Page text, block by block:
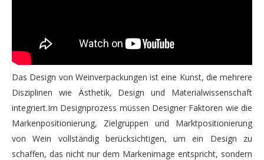
Das Design von Weinverpackungen ist eine Kunst, die mehrere
Disziplinen wie Ästhetik, Design und Materialwissenschaft
integriert.Im Designprozess müssen Designer Faktoren wie die
Markenpositionierung, Zielgruppen und Marktpositionierung
von Wein vollständig berücksichtigen, um ein Design zu
schaffen, das nicht nur dem Markenimage entspricht, sondern